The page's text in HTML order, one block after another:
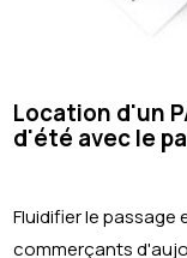
Location d'un
d'été avec le
Fluidifier le passage
commerçants